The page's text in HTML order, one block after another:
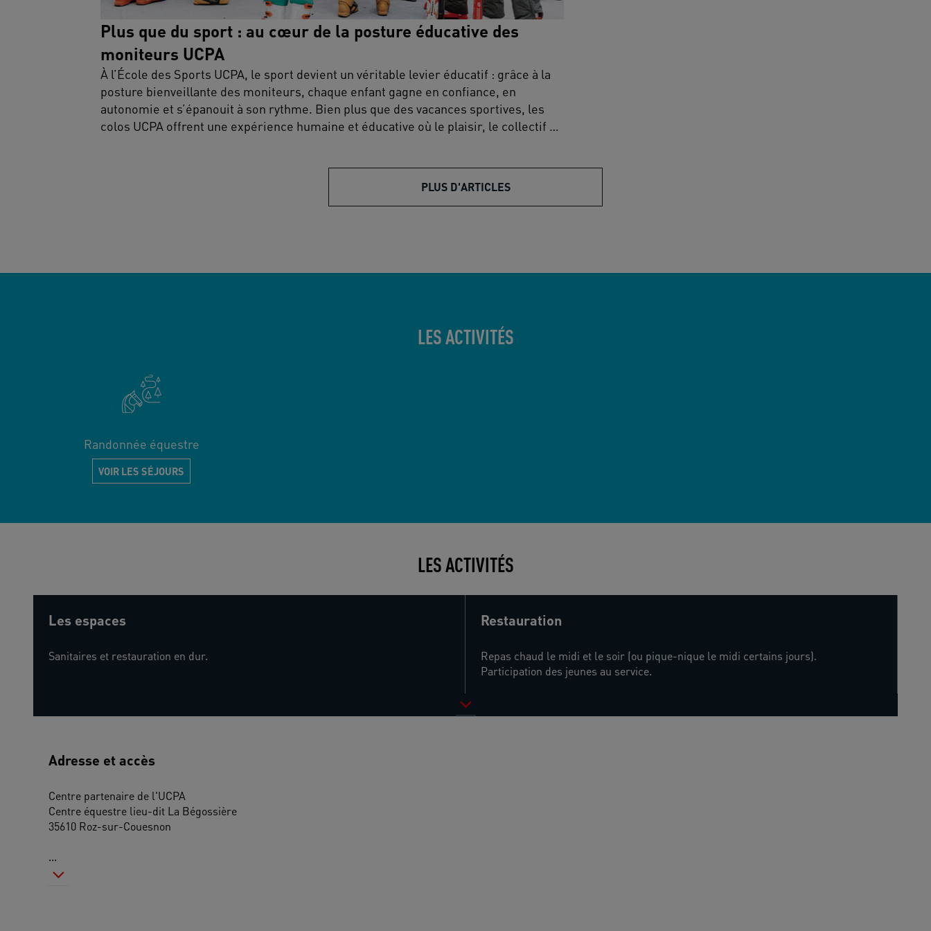
Plus que du sport : au cœur de la posture éducative des
moniteurs UCPA
À l’École des Sports UCPA, le sport devient un véritable levier éducatif : grâce à la
posture bienveillante des moniteurs, chaque enfant gagne en confiance, en
autonomie et s’épanouit à son rythme. Bien plus que des vacances sportives, les
colos UCPA offrent une expérience humaine et éducative où le plaisir, le collectif et
PLUS D'ARTICLES
LES ACTIVITÉS
Randonnée équestre
VOIR LES SÉJOURS
LES ACTIVITÉS
Les espaces
Sanitaires et restauration en dur.
Restauration
Repas chaud le midi et le soir (ou pique-nique le midi certains jours).
Participation des jeunes au service.
Adresse et accès
Centre partenaire de l'UCPA
Centre équestre lieu-dit La Bégossière
35610 Roz-sur-Couesnon
...